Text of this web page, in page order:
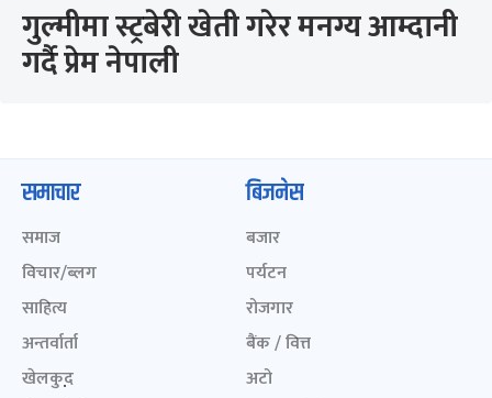
गुल्मीमा स्ट्रबेरी खेती गरेर मनग्य आम्दानी
गर्दै प्रेम नेपाली
समाचार
समाज
विचार/ब्लग
साहित्य
अन्तर्वार्ता
खेलकुद़़
बिजनेस
बजार
पर्यटन
रोजगार
बैंक / वित्त
अटो